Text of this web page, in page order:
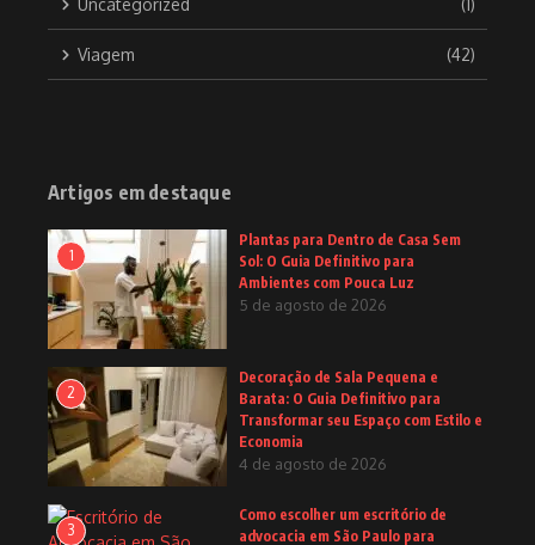
Uncategorized (1)
Viagem (42)
Artigos em destaque
1
Plantas para Dentro de Casa Sem
Sol: O Guia Definitivo para
Ambientes com Pouca Luz
5 de agosto de 2026
2
Decoração de Sala Pequena e
Barata: O Guia Definitivo para
Transformar seu Espaço com Estilo e
Economia
4 de agosto de 2026
3
Como escolher um escritório de
advocacia em São Paulo para